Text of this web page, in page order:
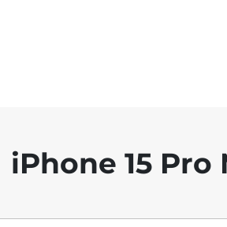
iPhone 15 Pro